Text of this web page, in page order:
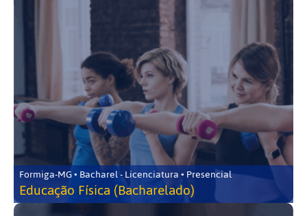
Formiga-MG • Bacharel - Licenciatura • Presencial
Educação Física (Bacharelado)